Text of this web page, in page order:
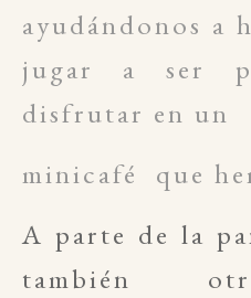
ayudándonos a
jugar a ser
disfrutar en un
minicafé que
A parte de la
también